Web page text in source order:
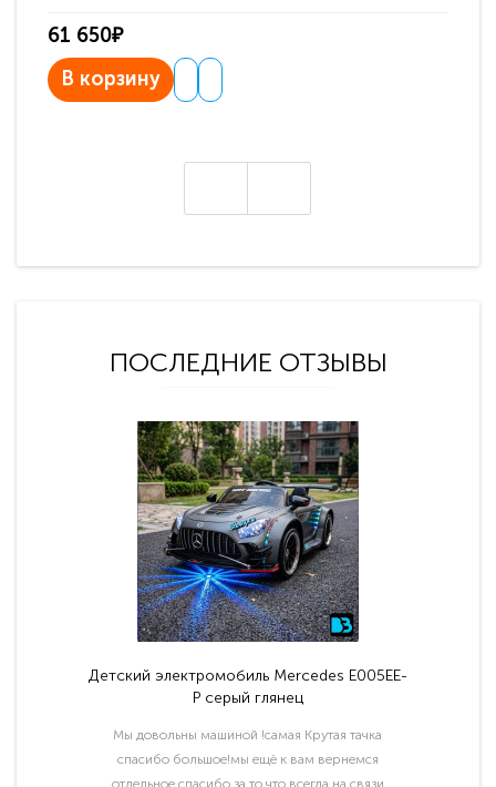
61 650₽
В корзину
ПОСЛЕДНИЕ ОТЗЫВЫ
Детский электромобиль Mercedes E005EE-
P серый глянец
Мы довольны машиной !самая Крутая тачка
спасибо большое!мы ещё к вам вернемся
отдельное спасибо за то что всегда на связи